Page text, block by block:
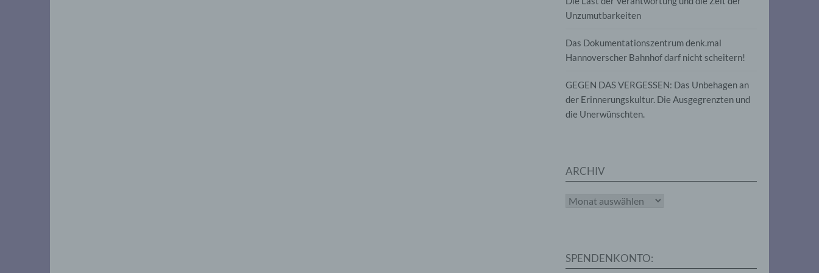
Unzumutbarkeiten
Das Dokumentationszentrum denk.mal
Hannoverscher Bahnhof darf nicht scheitern!
GEGEN DAS VERGESSEN: Das Unbehagen an
der Erinnerungskultur. Die Ausgegrenzten und
die Unerwünschten.
ARCHIV
Archiv
SPENDENKONTO:
persönliche Aspekte, die sich auf eine natürliche Person beziehen,
zu bewerten, insbesondere, um Aspekte bezüglich Arbeitsleistung,